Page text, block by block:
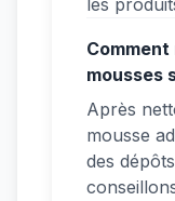
les
mousses
Après
mousse
des